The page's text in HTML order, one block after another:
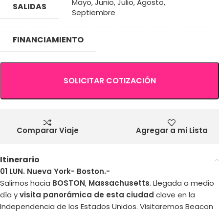
SALIDAS Mayo,Junio,Julio,Agosto,
Septiembre
FINANCIAMIENTO
SOLICITAR COTIZACIÓN
Comparar Viaje Agregar a mi Lista
Itinerario
01 LUN. Nueva York- Boston.-
Salimos hacia BOSTON, Massachusetts. Llegada a medio
día yvisita panorámica de esta ciudad clave en la
Independencia de los Estados Unidos. Visitaremos Beacon